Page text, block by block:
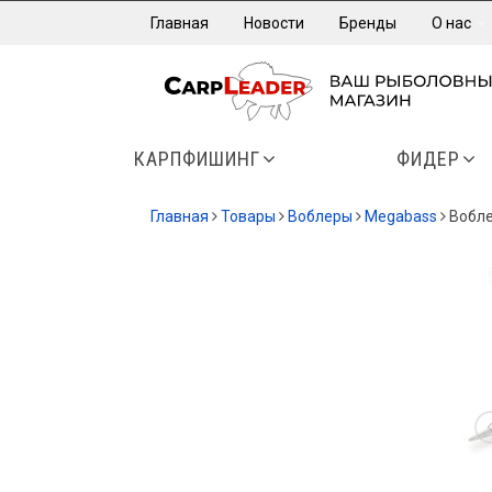
Главная Новости Бренды О нас
КАРПФИШИНГ ФИДЕР
Главная Товары Воблеры Megabass